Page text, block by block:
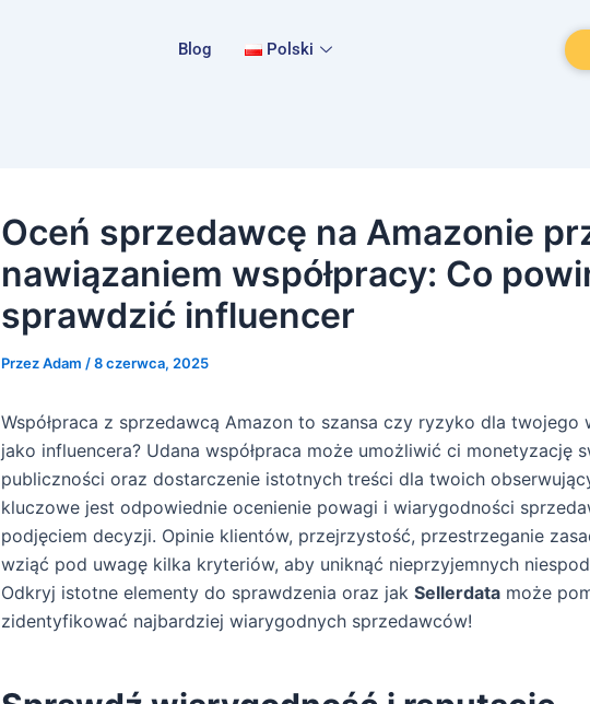
Blog Polski
Oceń sprzedawcę na Amazonie
nawiązaniem współpracy: Co
sprawdzić influencer
PrzezAdam /8 czerwca, 2025
Współpraca z sprzedawcą Amazon to szansa czy ryzyko dla twojego
jako influencera? Udana współpraca może umożliwić ci monetyzację
publiczności oraz dostarczenie istotnych treści dla twoich
kluczowe jest odpowiednie ocenienie powagi i wiarygodności
podjęciem decyzji. Opinie klientów, przejrzystość, przestrzeganie
wziąć pod uwagę kilka kryteriów, aby uniknąć nieprzyjemnych
Odkryj istotne elementy do sprawdzenia oraz jak Sellerdata może
zidentyfikować najbardziej wiarygodnych sprzedawców!